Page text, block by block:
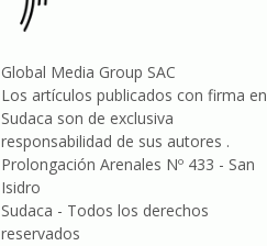
Global Media Group SAC
Los artículos publicados con firma en
Sudaca son de exclusiva
responsabilidad de sus autores .
Prolongación Arenales Nº 433 - San
Isidro
Sudaca - Todos los derechos
reservados